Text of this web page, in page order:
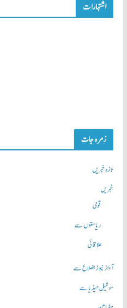
اشتہارات
زمرہ جات
تازہ خبریں
خبریں
قومی
ریاستوں سے
علاقائی
آواز نیوز اضلاع سے
سوشیل میڈیا سے